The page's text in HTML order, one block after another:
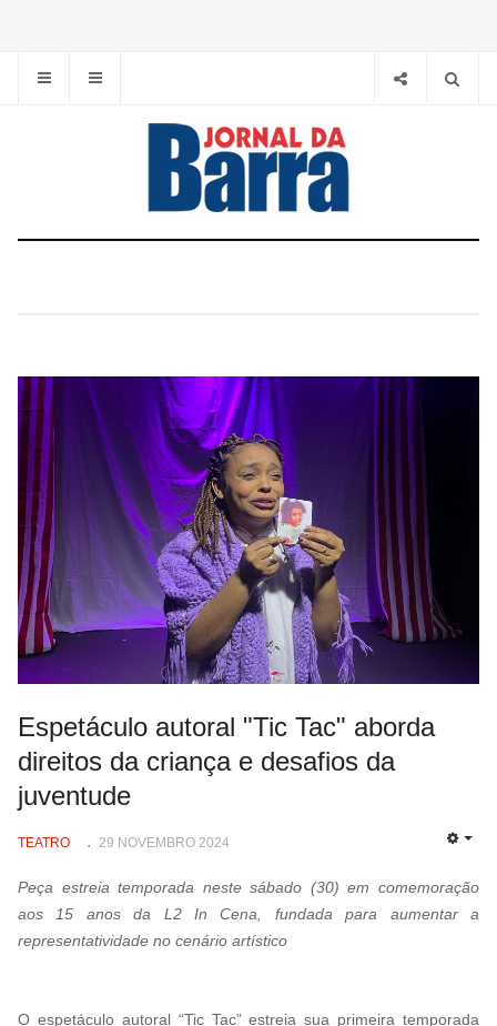
Espetáculo autoral "Tic Tac" aborda
direitos da criança e desafios da
juventude
TEATRO 29 NOVEMBRO 2024
Peça estreia temporada neste sábado (30) em comemoração
aos 15 anos da L2 In Cena, fundada para aumentar a
representatividade no cenário artístico
O espetáculo autoral “Tic Tac” estreia sua primeira temporada